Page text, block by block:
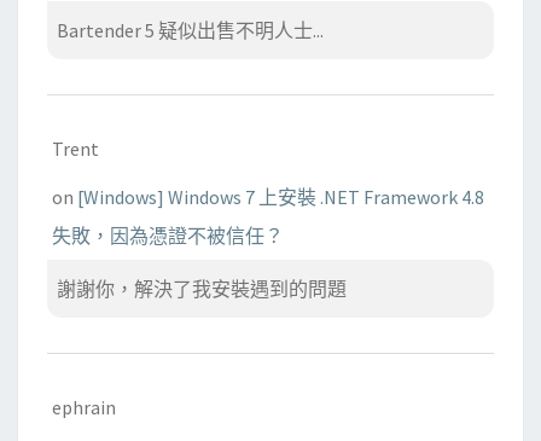
Bartender 5 疑似出售不明人士...
Trent
on [Windows] Windows 7 上安裝 .NET Framework 4.8
失敗，因為憑證不被信任？
謝謝你，解決了我安裝遇到的問題
ephrain